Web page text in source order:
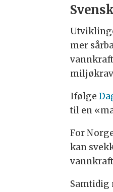
mer
Ifølge
til en
For
kan
Samtidig